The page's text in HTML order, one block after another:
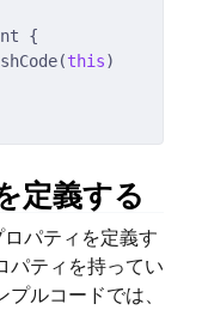
this
定義する
ロパティを定義す
パティを持ってい
ルコードでは、